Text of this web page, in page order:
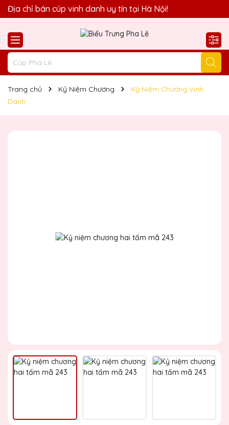
Quà Tặng Biểu Trưng Pha Lê QTG xin chào Quý Khách!
Địa chỉ bán cúp vinh danh uy tín tại Hà Nội!
Trang chủ Kỷ Niệm Chương
Kỷ Niệm Chương Vinh
Danh